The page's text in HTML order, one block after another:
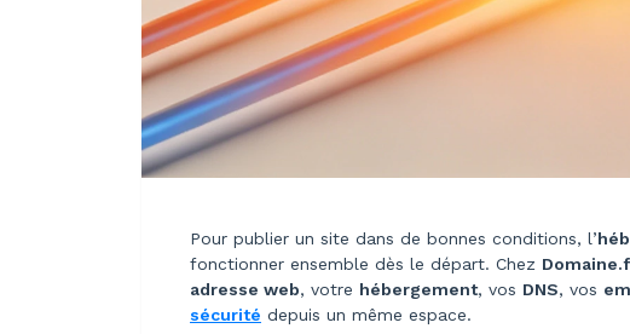
Pour publier un site dans de bonnes conditions, l’
fonctionner ensemble dès le départ. Chez
adresse web, votre hébergement, vos DNS, vos
sécurité depuis un même espace.